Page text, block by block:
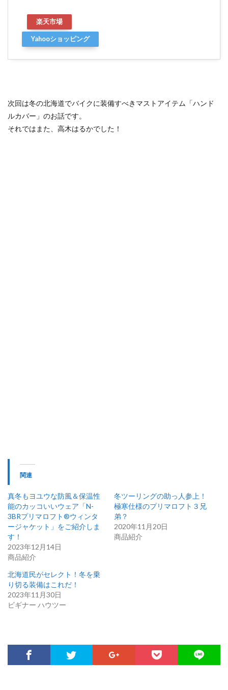
楽天市場
Yahooショッピング
次回は冬の北海道でバイクに装備すべきマストアイテム「ハンド
ルカバー」のお話です。
それではまた、高木はるかでした！
関連
真冬もヨユウな防風＆保温性
能のカッコいいウェア「N-
3BRプリマロフト®ウィンタ
ージャケット」をご紹介しま
す！
2023年12月14日
商品紹介
冬ツーリングの助っ人参上！
極寒仕様のプリマロフト３兄
弟？
2020年11月20日
商品紹介
北海道民がセレクト！冬を乗
り切る装備はこれだ！
2023年11月30日
ビギナー ハウツー